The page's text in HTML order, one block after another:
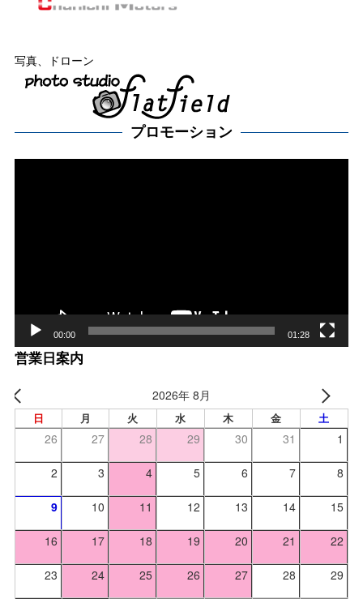
写真、ドローン
プロモーション
00:00 01:28
営業日案内
2026年 8月
日 月 火 水 木 金 土
26 27 28 29 30 31 1
2 3 4 5 6 7 8
9 10 11 12 13 14 15
16 17 18 19 20 21 22
23 24 25 26 27 28 29